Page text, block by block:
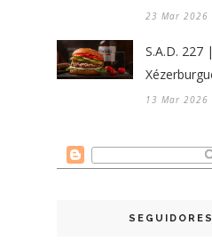
23 Mar 2026
S.A.D. 227
13 Mar 2026
SEGUIDORES